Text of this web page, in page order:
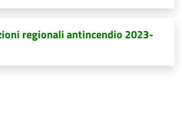
regionali antincendio 2023-